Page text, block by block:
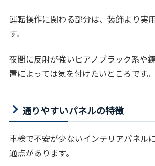
運転操作に関わる部分は、装飾より実
す。
夜間に反射が強いピアノブラック系や
置によっては気を付けたいところです。
通りやすいパネルの特徴
車検で不安が少ないインテリアパネル
通点があります。